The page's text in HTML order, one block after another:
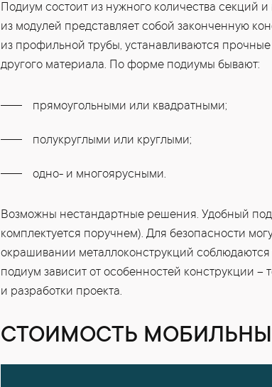
Подиум состоит из нужного количества
из модулей представляет собой законченную
из профильной трубы, устанавливаются
другого материала. По форме подиумы бывают:
прямоугольными или квадратными;
полукруглыми или круглыми;
одно- и многоярусными.
Возможны нестандартные решения. Удобный
комплектуется поручнем). Для безопасности
окрашивании металлоконструкций
подиум зависит от особенностей конструкции
и разработки проекта.
СТОИМОСТЬ